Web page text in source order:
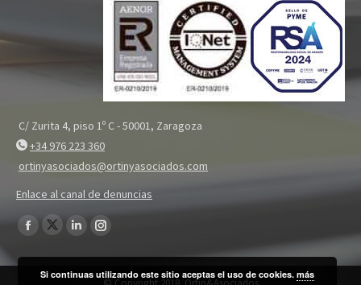
C/ Zurita 4, piso 1º C - 50001, Zaragoza
+34 976 223 360
ortinyasociados@ortinyasociados.com
Enlace al canal de denuncias
Encuéntranos en:
Facebook
page
opens
Twitter
page
opens
Linkedin
page
opens
Instagram
page
opens
Si continuas utilizando este sitio aceptas el uso de cookies.más